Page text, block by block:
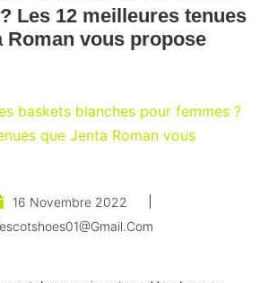
Les 12 meilleures tenues
Roman vous propose
baskets blanches pour femmes ?
que Jenta Roman vous
16 Novembre 2022